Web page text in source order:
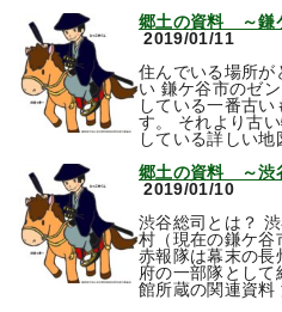
郷土の資料 ～鎌
2019/01/11
住んでいる場所が
い 鎌ケ谷市のゼ
している一番古
す。 それより古
している詳しい地
郷土の資料 ～渋
2019/01/10
渋谷総司とは？
村（現在の鎌ケ谷
赤報隊は幕末の長
府の一部隊とし
館所蔵の関連資料